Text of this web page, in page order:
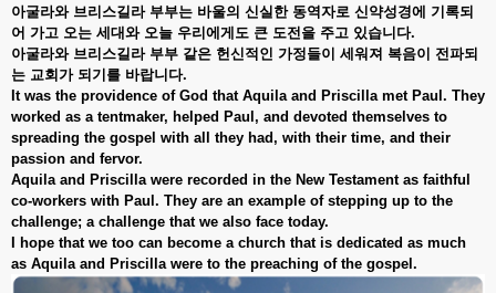
아굴라와 브리스길라 부부는 바울의 신실한 동역자로 신약성경에 기록되
어 가고 오는 세대와 오늘 우리에게도 큰 도전을 주고 있습니다.
아굴라와 브리스길라 부부 같은 헌신적인 가정들이 세워져 복음이
전파되
는 교회가 되기를 바랍니다.
It was the providence of God that Aquila and Priscilla met Paul. They
worked as a tentmaker, helped Paul, and devoted themselves to
spreading the gospel with all they had, with their time, and their
passion and fervor.
Aquila and Priscilla were recorded in the New Testament as faithful
co-workers with Paul. They are an example of stepping up to the
challenge; a challenge that we also face today.
I hope that we too can become a church that is dedicated as much
as Aquila and Priscilla were to the preaching of the gospel.